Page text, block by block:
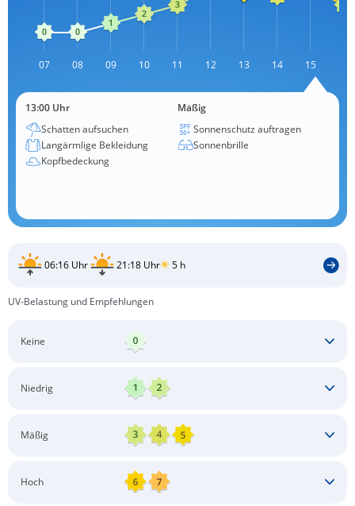
L
07 08 09 10 11 12 13 14 15
13:00 Uhr
Schatten aufsuchen
Langärmlige Bekleidung
Kopfbedeckung
Mäßig
Sonnenschutz auftragen
Sonnenbrille
06:16 Uhr 21:18 Uhr 5 h
UV-Belastung und Empfehlungen
Keine
Niedrig
Mäßig
Langärmlige Bekleidung
Hoch